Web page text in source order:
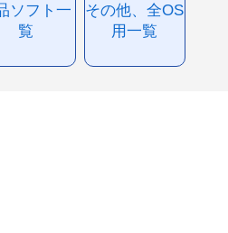
ソフト一
覧
その他、全OS
用一覧